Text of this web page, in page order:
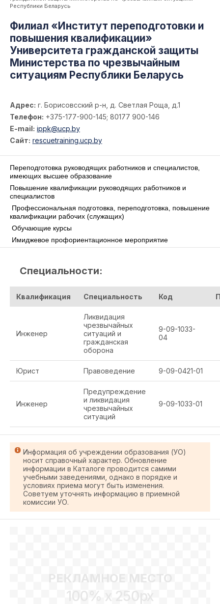
Республики Беларусь
Филиал «Институт переподготовки и
повышения квалификации»
Университета гражданской защиты
Министерства по чрезвычайным
ситуациям Республики Беларусь
Адрес: г. Борисовсский р-н, д. Светлая Роща, д.1
Телефон: +375-177-900-145; 80177 900-146
E-mail: ippk@ucp.by
Сайт: rescuetraining.ucp.by
Переподготовка руководящих работников и специалистов,
имеющих высшее образование
Повышение квалификации руководящих работников и
специалистов
Профессиональная подготовка, переподготовка, повышение
квалификации рабочих (служащих)
Обучающие курсы
Имиджевое профориентационное мероприятие
Специальности:
Квалификация Специальность Код
Инженер
Ликвидация
чрезвычайных
ситуаций и
гражданская
оборона
9-09-1033-
04
Юрист Правоведение 9-09-0421-01
Инженер
Предупреждение
и ликвидация
чрезвычайных
ситуаций
9-09-1033-01
Информация об учреждении образования (УО)
носит справочный характер. Обновление
информации в Каталоге проводится самими
учебными заведениями, однако в порядке и
условиях приема могут быть изменения.
Советуем уточнять информацию в приемной
комиссии УО.
РЕКЛАМНОЕ МЕСТО
100% x 250px